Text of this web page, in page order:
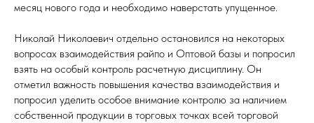
месяц нового года и необходимо наверстать упущенное.
Николай Николаевич отдельно остановился на некоторых
вопросах взаимодействия райпо и Оптовой базы и попросил
взять на особый контроль расчетную дисциплину. Он
отметил важность повышения качества взаимодействия и
попросил уделить особое внимание контролю за наличием
собственной продукции в торговых точках всей торговой